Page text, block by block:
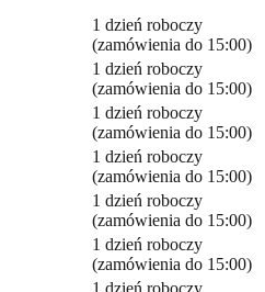
1 dzień roboczy
(zamówienia do 15:00)
1 dzień roboczy
(zamówienia do 15:00)
1 dzień roboczy
(zamówienia do 15:00)
1 dzień roboczy
(zamówienia do 15:00)
1 dzień roboczy
(zamówienia do 15:00)
1 dzień roboczy
(zamówienia do 15:00)
1 dzień roboczy